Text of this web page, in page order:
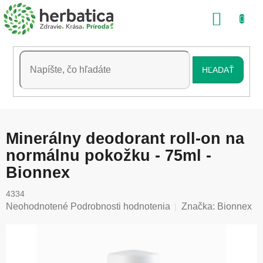
Prejsť
na
obsah
HĽADAŤ
Minerálny deodorant roll-on na
normálnu pokožku - 75ml -
Bionnex
4334
Priemerné
Neohodnotené Podrobnosti hodnotenia Značka: Bionnex